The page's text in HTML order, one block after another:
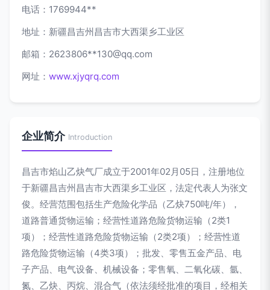
电话：1769944**
地址：新疆昌吉州昌吉市大西渠乡工业区
邮箱：2623806**130@qq.com
网址： www.xjyqrq.com
企业简介 Introduction
昌吉市焰山乙炔气厂成立于2001年02月05日，注册地位
于新疆昌吉州昌吉市大西渠乡工业区，法定代表人为张文
俊。经营范围包括生产危险化学品（乙炔750吨/年），
道路普通货物运输；经营性道路危险货物运输（2类1
项）；经营性道路危险货物运输（2类2项）；经营性道
路危险货物运输（4类3项）；批发、零售五金产品、电
子产品、电气设备、机械设备；零售氧、二氧化碳、氩、
氮、乙炔、丙烷、混合气（依法须经批准的项目，经相关